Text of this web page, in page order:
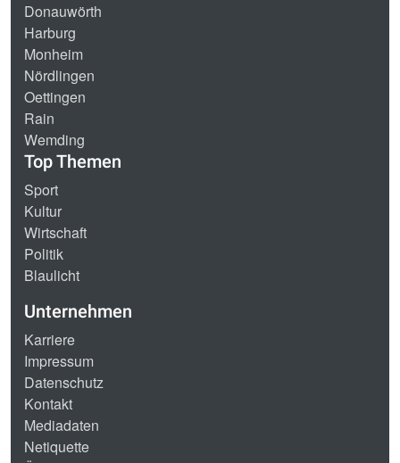
Donauwörth
Harburg
Monheim
Nördlingen
Oettingen
Rain
Wemding
Top Themen
Sport
Kultur
Wirtschaft
Politik
Blaulicht
Unternehmen
Karriere
Impressum
Datenschutz
Kontakt
Mediadaten
Netiquette